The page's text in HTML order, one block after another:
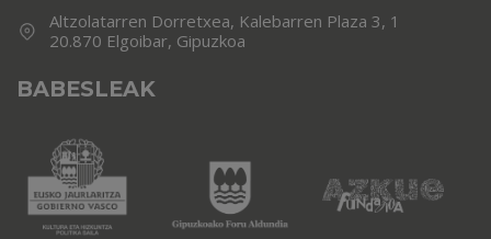
Altzolatarren Dorretxea, Kalebarren Plaza 3, 1
20.870 Elgoibar, Gipuzkoa
BABESLEAK